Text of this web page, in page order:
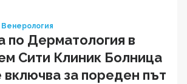
по Дерматология в
Сити Клиник Болница
включва за пореден път